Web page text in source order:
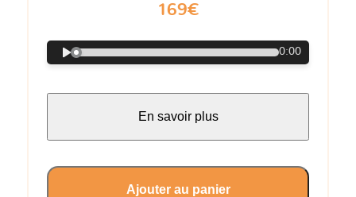
169€
0:00
En savoir plus
Ajouter au panier